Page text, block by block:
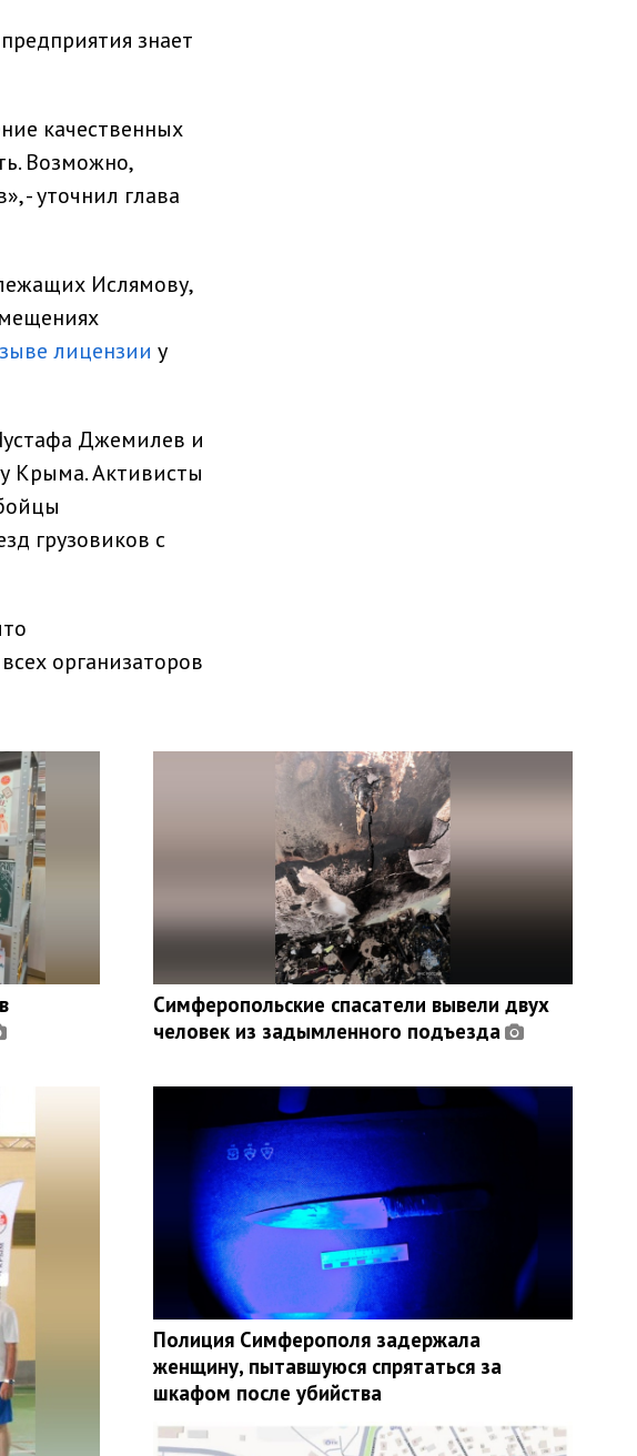
знает
качественных
Возможно,
- уточнил глава
Ислямову,
лицензии у
Джемилев и
Крыма. Активисты
грузовиков с
организаторов
Симферопольские спасатели вывели двух
человек из задымленного подъезда
Полиция Симферополя задержала
женщину, пытавшуюся спрятаться за
шкафом после убийства